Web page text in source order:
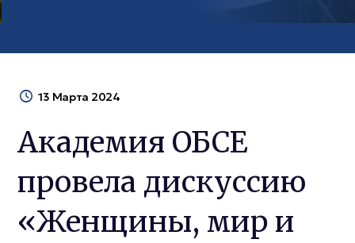
13 Марта 2024
Академия ОБСЕ
провела дискуссию
«Женщины, мир и